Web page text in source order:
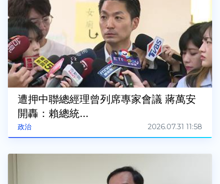
政治
遭押中聯總經理曾列席專家會議 蔣萬安
開轟：賴總統...
2026.07.31 11:58